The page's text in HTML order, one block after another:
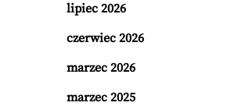
lipiec 2026
czerwiec 2026
marzec 2026
marzec 2025